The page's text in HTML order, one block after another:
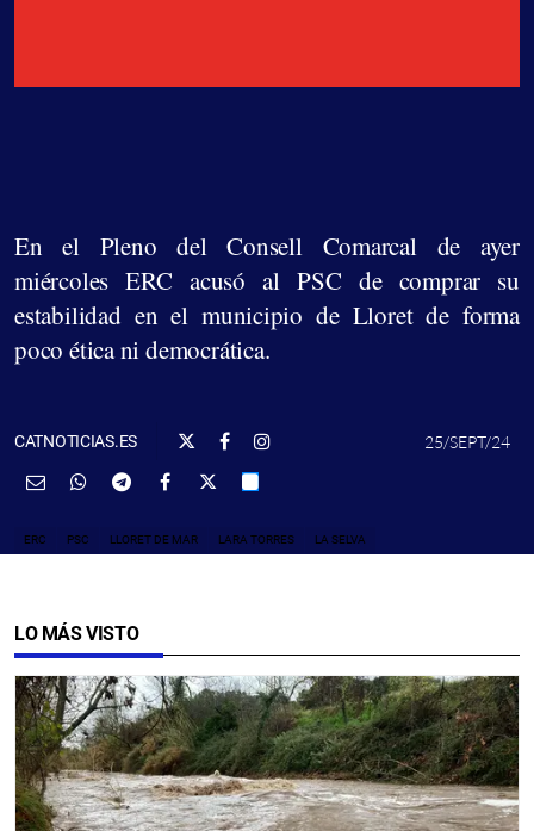
En el Pleno del Consell Comarcal de ayer
miércoles ERC acusó al PSC de comprar su
estabilidad en el municipio de Lloret de forma
poco ética ni democrática.
CATNOTICIAS.ES 25/SEPT/24
ERC PSC LLORET DE MAR LARA TORRES LA SELVA
LO MÁS VISTO